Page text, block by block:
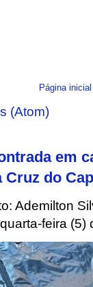
Página inicial
(Atom)
em
Cruz do
Ademilton
feira (5)